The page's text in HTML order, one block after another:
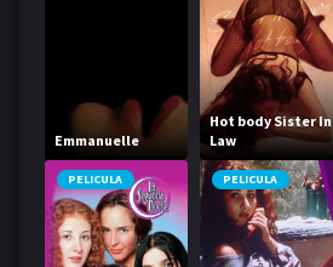
Emmanuelle
Hot body Sister In
Law
PELICULA PELICULA